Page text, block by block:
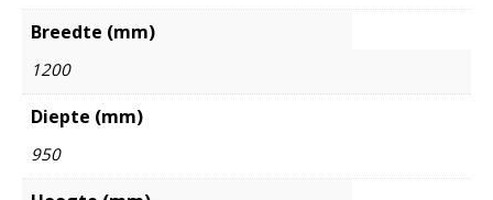
Breedte (mm)
1200
Diepte (mm)
950